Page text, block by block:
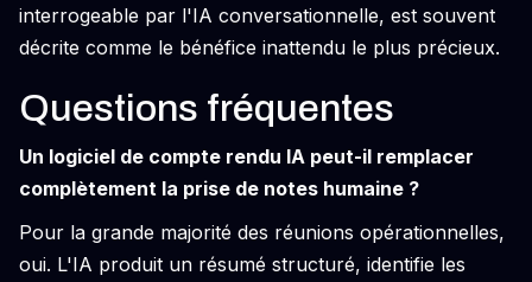
interrogeable par l'IA conversationnelle, est souvent
décrite comme le bénéfice inattendu le plus précieux.
Questions fréquentes
Un logiciel de compte rendu IA peut-il remplacer
complètement la prise de notes humaine ?
Pour la grande majorité des réunions opérationnelles,
oui. L'IA produit un résumé structuré, identifie les